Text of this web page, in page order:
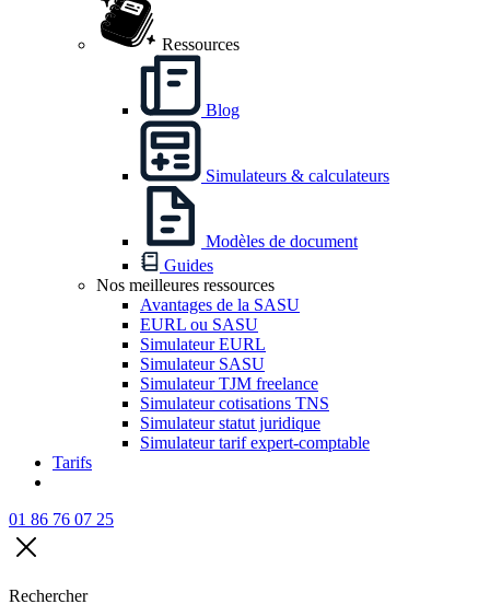
Ressources
Blog
Simulateurs & calculateurs
Modèles de document
Guides
Nos meilleures ressources
Avantages de la SASU
EURL ou SASU
Simulateur EURL
Simulateur SASU
Simulateur TJM freelance
Simulateur cotisations TNS
Simulateur statut juridique
Simulateur tarif expert-comptable
Tarifs
01 86 76 07 25
Rechercher